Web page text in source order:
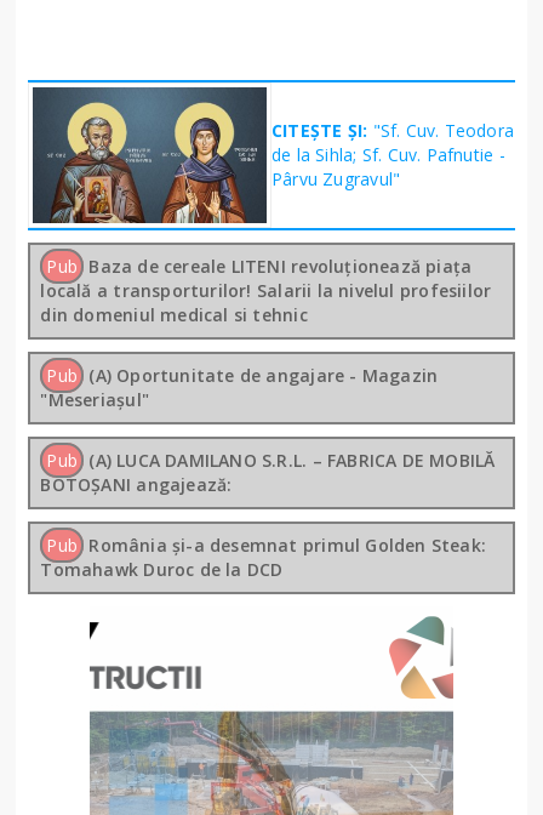
CITEȘTE ȘI: "Sf. Cuv. Teodora
de la Sihla; Sf. Cuv. Pafnutie -
Pârvu Zugravul"
Pub Baza de cereale LITENI revoluționează piața
locală a transporturilor! Salarii la nivelul profesiilor
din domeniul medical si tehnic
Pub (A) Oportunitate de angajare - Magazin
"Meseriașul"
Pub (A) LUCA DAMILANO S.R.L. – FABRICA DE MOBILĂ
BOTOȘANI angajează:
Pub România și-a desemnat primul Golden Steak:
Tomahawk Duroc de la DCD